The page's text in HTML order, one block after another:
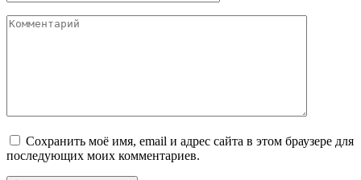
Комментарий
Сохранить моё имя, email и адрес сайта в этом браузере для
последующих моих комментариев.